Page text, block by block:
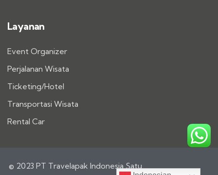
Layanan
Event Organizer
Perjalanan Wisata
Ticketing/Hotel
Transportasi Wisata
Rental Car
© 2023 PT Travelapak Indonesia Satu